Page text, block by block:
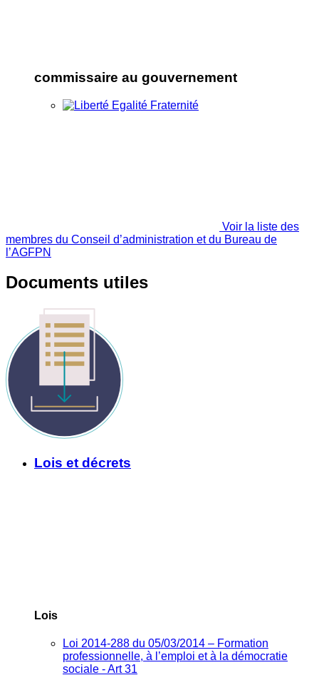
commissaire au gouvernement
Voir la liste des
membres du Conseil d’administration et du Bureau de
l’AGFPN
Documents utiles
Lois et décrets
Lois
Loi 2014-288 du 05/03/2014 – Formation
professionnelle, à l’emploi et à la démocratie
sociale - Art 31